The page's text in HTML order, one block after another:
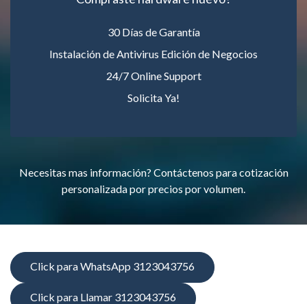
30 Días de Garantía
Instalación de Antivirus Edición de Negocios
24/7 Online Support
Solicita Ya!
Necesitas mas información? Contáctenos para cotización
personalizada por precios por volumen.
Click para WhatsApp 3123043756
Click para Llamar 3123043756